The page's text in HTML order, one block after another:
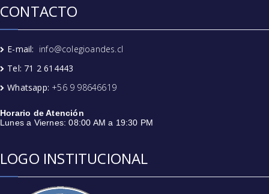
CONTACTO
E-mail: info@colegioandes.cl
Tel: 71 2 614443
Whatsapp: +56 9 98646619
Horario de Atención
Lunes a Viernes: 08:00 AM a 19:30 PM
LOGO INSTITUCIONAL